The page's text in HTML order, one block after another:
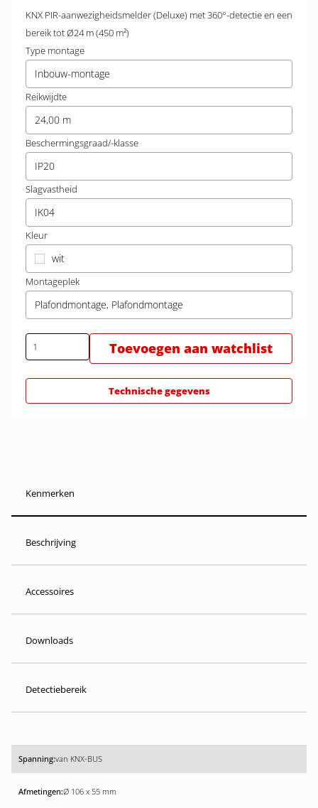
KNX PIR-aanwezigheidsmelder (Deluxe) met 360°-detectie en een
bereik tot Ø24 m (450 m²)
Type montage
Inbouw-montage
Reikwijdte
24,00 m
Beschermingsgraad/-klasse
IP20
Slagvastheid
IK04
Kleur
wit
Montageplek
Plafondmontage, Plafondmontage
Toevoegen aan watchlist
Technische gegevens
Kenmerken
Beschrijving
Accessoires
Downloads
Detectiebereik
van KNX-BUS
Ø 106 x 55 mm